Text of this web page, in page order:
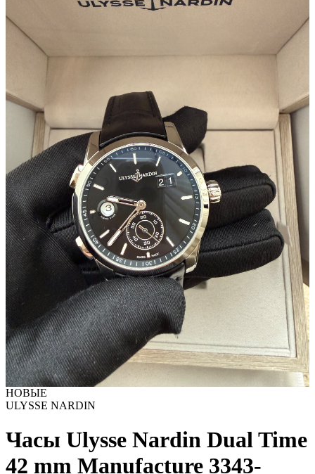
НОВЫЕ
ULYSSE NARDIN
Часы Ulysse Nardin Dual Time
42 mm Manufacture 3343-